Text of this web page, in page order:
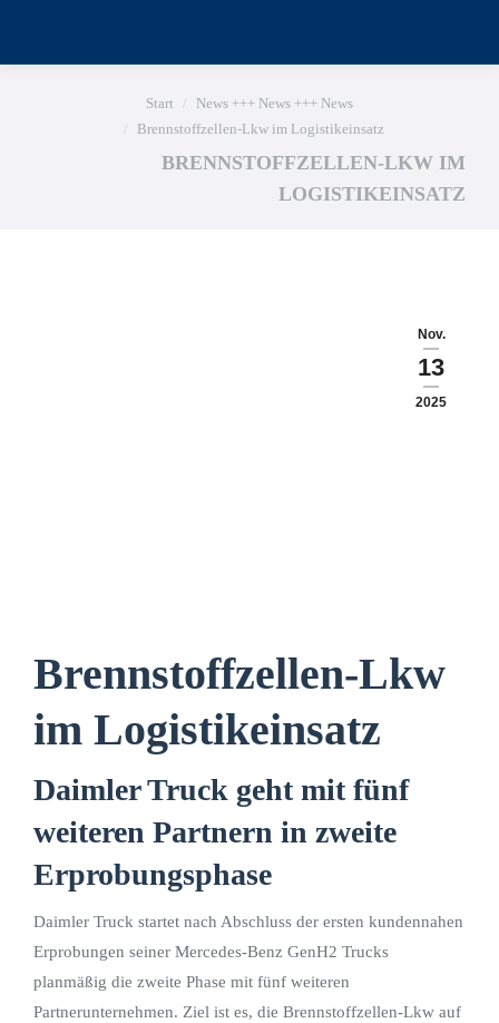
Sie befinden sich hier:
Start
News +++ News +++ News
Brennstoffzellen-Lkw im Logistikeinsatz
BRENNSTOFFZELLEN-LKW IM
LOGISTIKEINSATZ
Nov.
13
2025
Brennstoffzellen-Lkw
im Logistikeinsatz
Daimler Truck geht mit fünf
weiteren Partnern in zweite
Erprobungsphase
Daimler Truck startet nach Abschluss der ersten kundennahen
Erprobungen seiner Mercedes-Benz GenH2 Trucks
planmäßig die zweite Phase mit fünf weiteren
Partnerunternehmen. Ziel ist es, die Brennstoffzellen-Lkw auf